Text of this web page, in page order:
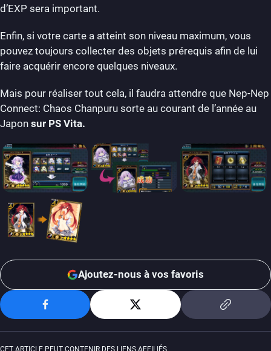
d’EXP sera important.
Enfin, si votre carte a atteint son niveau maximum, vous
pouvez toujours collecter des objets prérequis afin de lui
faire acquérir encore quelques niveaux.
Mais pour réaliser tout cela, il faudra attendre que Nep-Nep
Connect: Chaos Chanpuru sorte au courant de l’année au
Japon sur PS Vita.
Ajoutez-nous à vos favoris
CET ARTICLE PEUT CONTENIR DES LIENS AFFILIÉS